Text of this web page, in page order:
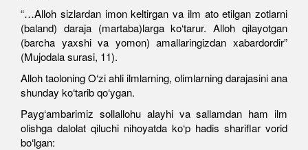
“…Alloh sizlardan imon keltirgan va ilm ato etilgan zotlarni
(baland) daraja (martaba)larga ko‘tarur. Alloh qilayotgan
(barcha yaxshi va yomon) amallaringizdan xabardordir”
(Mujodala surasi, 11).
Alloh taoloning O‘zi ahli ilmlarning, olimlarning darajasini ana
shunday ko‘tarib qo‘ygan.
Payg‘ambarimiz sollallohu alayhi va sallamdan ham ilm
olishga dalolat qiluchi nihoyatda ko‘p hadis shariflar vorid
bo‘lgan: